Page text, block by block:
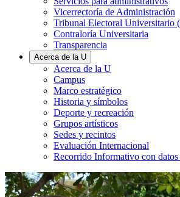
Vicerrectoría de Administración
Tribunal Electoral Universitario
Contraloría Universitaria
Transparencia
Acerca de la U
Acerca de la U
Campus
Marco estratégico
Historia y símbolos
Deporte y recreación
Grupos artísticos
Sedes y recintos
Evaluación Internacional
Recorrido Informativo con